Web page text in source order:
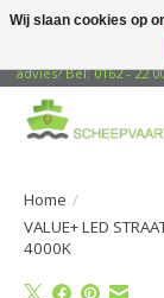
Gratis verzending
advies? Bel: 0162 - 22
Home /
VALUE+ LED
4000K
Wij slaan cookies op